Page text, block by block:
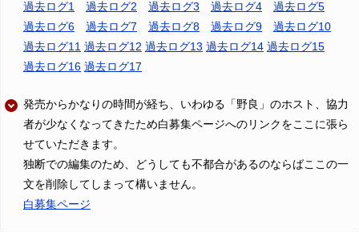
過去ログ1 過去ログ2 過去ログ3 過去ログ4
過去ログ5
過去ログ6
過去ログ7 過去ログ8 過去ログ9
過去ログ10
過去ログ11 過去ログ12 過去ログ13 過去ログ14 過去ログ15
過去ログ16 過去ログ17
発売からかなりの時間が経ち、いわゆる「野良」のホスト、協力
者が少なくなってきたため白募集ページへのリンクをここに張ら
せていただきます。
独断での編集のため、どうしても不都合があるのならばここの一
文を削除してしまって構いません。
白募集ページ